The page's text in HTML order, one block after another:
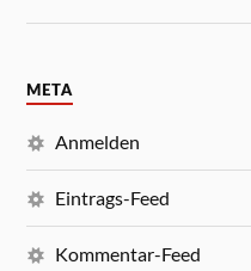
META
Anmelden
Eintrags-Feed
Kommentar-Feed